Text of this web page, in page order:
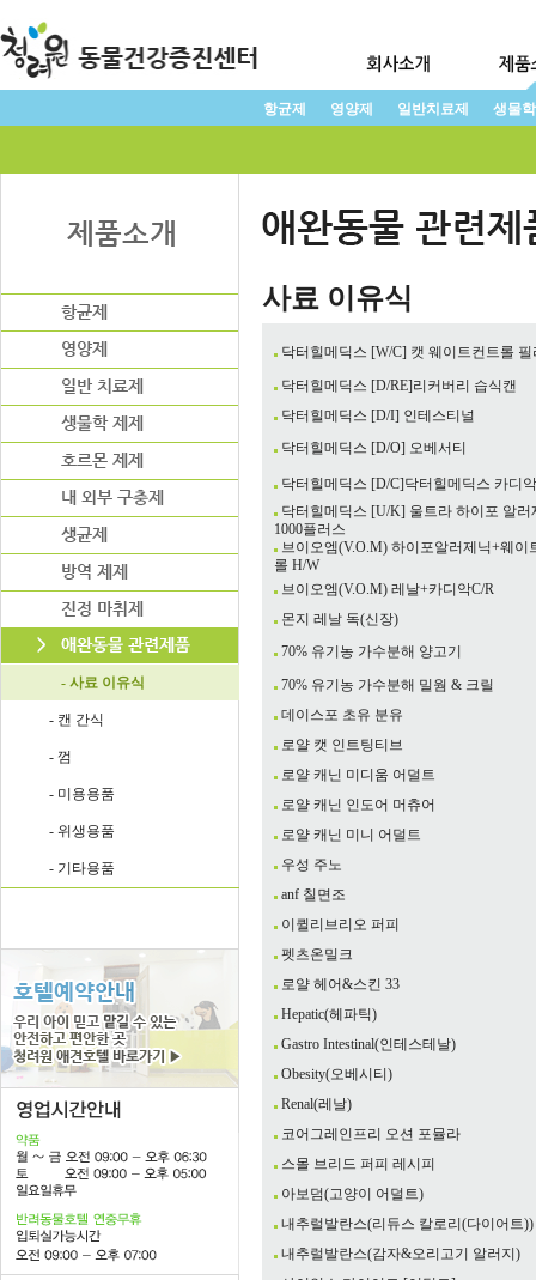
항균제 영양제 일반치료제 생물
- 사료 이유식
- 캔 간식
- 껌
- 미용용품
- 위생용품
- 기타용품
사료 이유식
닥터힐메딕스 [W/C] 캣 웨이트컨트롤 필
닥터힐메딕스 [D/RE]리커버리 습식캔
닥터힐메딕스 [D/I] 인테스티널
닥터힐메딕스 [D/O] 오베서티
닥터힐메딕스 [D/C]닥터힐메딕스 카디악
닥터힐메딕스 [U/K] 울트라 하이포 알러
1000플러스
브이오엠(V.O.M) 하이포알러제닉+웨이
롤 H/W
브이오엠(V.O.M) 레날+카디악C/R
몬지 레날 독(신장)
70% 유기농 가수분해 양고기
70% 유기농 가수분해 밀웜 & 크릴
데이스포 초유 분유
로얄 캣 인트팅티브
로얄 캐닌 미디움 어덜트
로얄 캐닌 인도어 머츄어
로얄 캐닌 미니 어덜트
우성 주노
anf 칠면조
이퀼리브리오 퍼피
펫츠온밀크
로얄 헤어&스킨 33
Hepatic(헤파틱)
Gastro Intestinal(인테스테날)
Obesity(오베시티)
Renal(레날)
코어그레인프리 오션 포뮬라
스몰 브리드 퍼피 레시피
아보덤(고양이 어덜트)
내추럴발란스(리듀스 칼로리(다이어트))
내추럴발란스(감자&오리고기 알러지)